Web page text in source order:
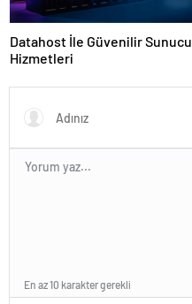
Datahost İle Güvenilir Sunucu
Hizmetleri
En az 10 karakter gerekli